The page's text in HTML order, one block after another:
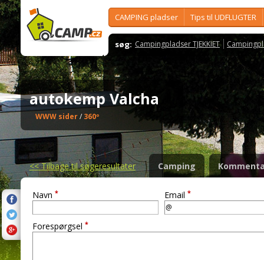
CAMPING pladser Tips til UDFLUGTER
søg: Campingpladser TJEKKIET
autokemp Valcha
WWW sider/360º
<<Tilbage til søgeresultater Camping
Navn * Email *
Forespørgsel *